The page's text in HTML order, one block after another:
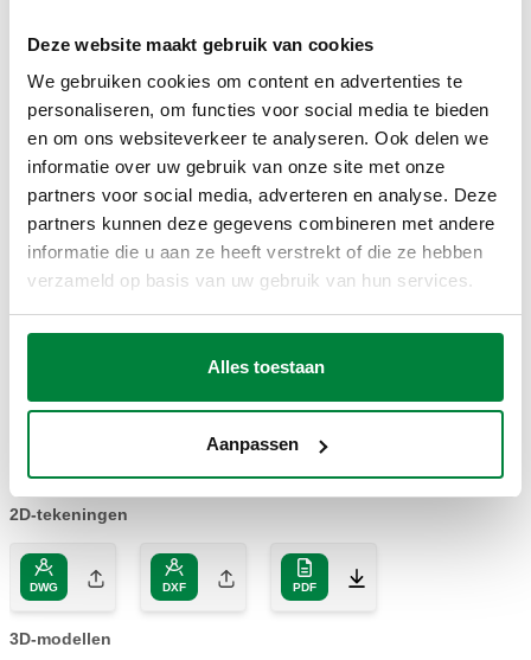
Deze website maakt gebruik van cookies
We gebruiken cookies om content en advertenties te
personaliseren, om functies voor social media te bieden
en om ons websiteverkeer te analyseren. Ook delen we
informatie over uw gebruik van onze site met onze
partners voor social media, adverteren en analyse. Deze
partners kunnen deze gegevens combineren met andere
informatie die u aan ze heeft verstrekt of die ze hebben
verzameld op basis van uw gebruik van hun services.
Alles toestaan
Aanpassen
TEKENINGEN EN SPECIFICATIES
Contact opent
Contact sluit
315400
(ISO 228-1)
108 l/h 156 l/h
2D-tekeningen
DWG DXF PDF
3D-modellen